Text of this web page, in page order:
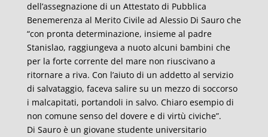
dell’assegnazione di un Attestato di Pubblica
Benemerenza al Merito Civile ad Alessio Di Sauro che
“con pronta determinazione, insieme al padre
Stanislao, raggiungeva a nuoto alcuni bambini che
per la forte corrente del mare non riuscivano a
ritornare a riva. Con l’aiuto di un addetto al servizio
di salvataggio, faceva salire su un mezzo di soccorso
i malcapitati, portandoli in salvo. Chiaro esempio di
non comune senso del dovere e di virtù civiche”.
Di Sauro è un giovane studente universitario